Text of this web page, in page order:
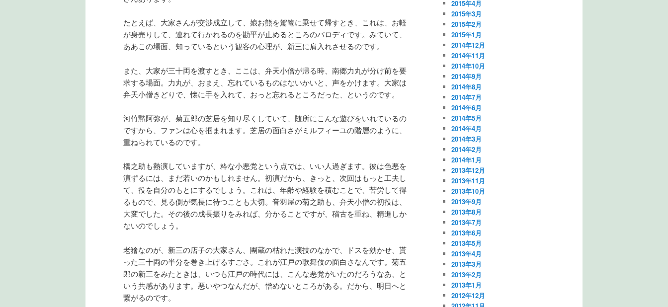
たとえば、大家さんが交渉成立して、娘お熊を駕篭に乗せて帰すとき、これは、お軽
が身売りして、連れて行かれるのを勘平が止めるところのパロディです。みていて、
ああこの場面、知っているという観客の心理が、新三に肩入れさせるのです。
また、大家が三十両を渡すとき、ここは、弁天小僧が帰る時、南郷力丸が分け前を要
求する場面。力丸が、おまえ、忘れているものはないかいと、声をかけます。大家は
弁天小僧きどりで、懐に手を入れて、おっと忘れるところだった、というのです。
河竹黙阿弥が、菊五郎の芝居を知り尽くしていて、随所にこんな遊びをいれているの
ですから、ファンは心を掴まれます。芝居の面白さがミルフィーユの階層のように、
重ねられているのです。
橋之助も熱演していますが、粋な小悪党という点では、いい人過ぎます。彼は色悪を
演ずるには、まだ若いのかもしれません。初演だから、きっと、次回はもっと工夫し
て、役を自分のもとにするでしょう。これは、年齢や経験を積むことで、苦労して得
るもので、見る側が気長に待つことも大切。音羽屋の菊之助も、弁天小僧の初役は、
大変でした。その後の成長振りをみれば、分かることですが、稽古を重ね、精進しか
ないのでしょう。
老獪なのが、新三の店子の大家さん、團蔵の枯れた演技のなかで、ドスを効かせ、貰
った三十両の半分を巻き上げるすごさ。これが江戸の歌舞伎の面白さなんです。菊五
郎の新三をみたときは、いつも江戸の時代には、こんな悪党がいたのだろうなあ、と
いう共感があります。悪いやつなんだが、憎めないところがある。だから、明日へと
繋がるのです。
2015年4月
2015年3月
2015年2月
2015年1月
2014年12月
2014年11月
2014年10月
2014年9月
2014年8月
2014年7月
2014年6月
2014年5月
2014年4月
2014年3月
2014年2月
2014年1月
2013年12月
2013年11月
2013年10月
2013年9月
2013年8月
2013年7月
2013年6月
2013年5月
2013年4月
2013年3月
2013年2月
2013年1月
2012年12月